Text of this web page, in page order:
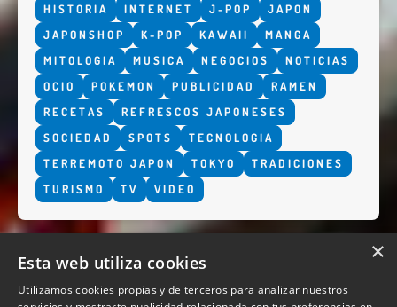
HISTORIA
INTERNET J-POP
JAPON
JAPONSHOP
K-POP KAWAII
MANGA
MITOLOGIA
MUSICA NEGOCIOS
NOTICIAS
OCIO
POKEMON PUBLICIDAD
RAMEN
RECETAS
REFRESCOS JAPONESES
SOCIEDAD
SPOTS
TECNOLOGIA
TERREMOTO JAPON
TOKYO
TRADICIONES
TURISMO
TV VIDEO
×
Esta web utiliza cookies
Utilizamos cookies propias y de terceros para analizar nuestros